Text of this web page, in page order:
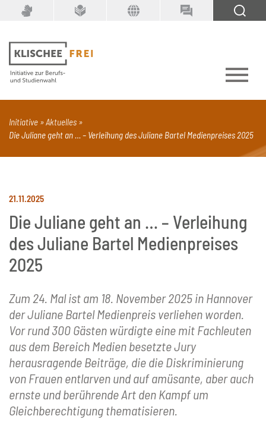
Suchbegriff
PDF Seite mit Video Alle Dokumenttypen
Initiative
Aktuelles
Die Juliane geht an … – Verleihung des Juliane Bartel Medienpreises 2025
21.11.2025
Die Juliane geht an … – Verleihung
des Juliane Bartel Medienpreises
2025
Zum 24. Mal ist am 18. November 2025 in Hannover
der Juliane Bartel Medienpreis verliehen worden.
Vor rund 300 Gästen würdigte eine mit Fachleuten
aus dem Bereich Medien besetzte Jury
herausragende Beiträge, die die Diskriminierung
von Frauen entlarven und auf amüsante, aber auch
ernste und berührende Art den Kampf um
Gleichberechtigung thematisieren.